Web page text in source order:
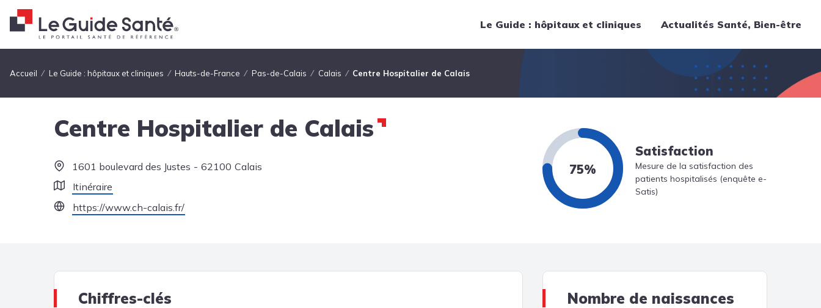
Le Guide : hôpitaux et cliniques Actualités Santé, Bien-être
Thématiques
Forme et bien-être
Gériatrie
Hôpitaux
Medical News in English
Fil d'Ariane
Accueil Le Guide : hôpitaux et cliniques Hauts-de-France Pas-de-Calais Calais Centre Hospitalier de Calais
Centre Hospitalier de Calais
1601 boulevard des Justes 62100 Calais
Itinéraire
https://www.ch-calais.fr/
75%
Satisfaction
Mesure de la satisfaction des
patients hospitalisés (enquête e-
Satis)
Chiffres-clés Nombre de naissances